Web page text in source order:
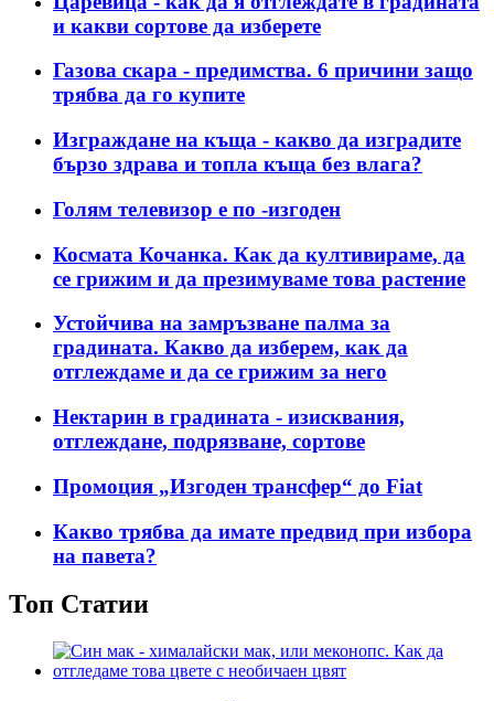
и какви сортове да изберете
Газова скара - предимства. 6 причини защо
трябва да го купите
Изграждане на къща - какво да изградите
бързо здрава и топла къща без влага?
Голям телевизор е по -изгоден
Космата Кочанка. Как да култивираме, да
се грижим и да презимуваме това растение
Устойчива на замръзване палма за
градината. Какво да изберем, как да
отглеждаме и да се грижим за него
Нектарин в градината - изисквания,
отглеждане, подрязване, сортове
Промоция „Изгоден трансфер“ до Fiat
Какво трябва да имате предвид при избора
на павета?
Топ Статии